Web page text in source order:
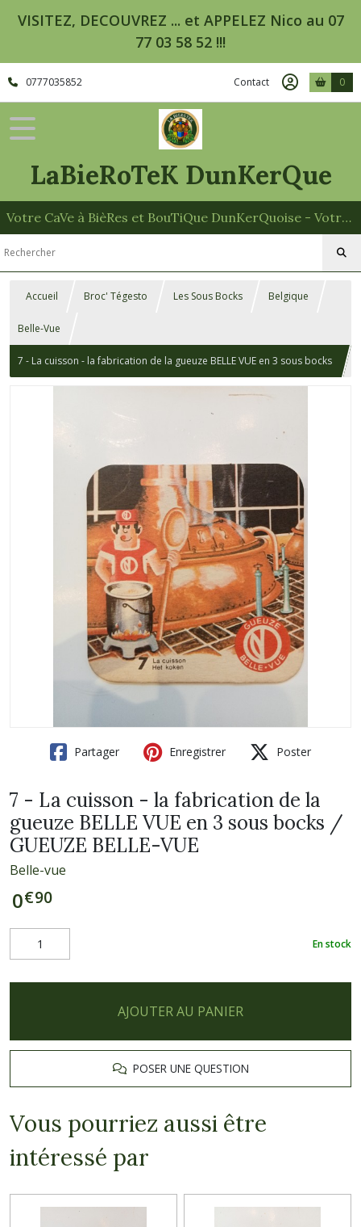
VISITEZ, DECOUVREZ ... et APPELEZ Nico au 07
77 03 58 52 !!!
0777035852 Contact 0
LaBieRoTeK DunKerQue
Votre CaVe à BièRes et BouTiQue DunKerQuoise - Votre Spécialiste des Paniers Garnis
Accueil Broc' Tégesto Les Sous Bocks Belgique
Belle-Vue
7 - La cuisson - la fabrication de la gueuze BELLE VUE en 3 sous bocks
Partager Enregistrer Poster
7 - La cuisson - la fabrication de la
gueuze BELLE VUE en 3 sous bocks /
GUEUZE BELLE-VUE
Belle-vue
0€90
En stock
AJOUTER AU PANIER
POSER UNE QUESTION
Vous pourriez aussi être
intéressé par